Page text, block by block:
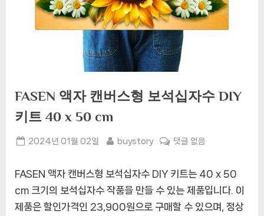
FASEN 액자 캔버스형 보석십자수 DIY
키트 40 x 50 cm
Posted
2024년 01월 02일 By
buystory
FASEN
캔
버
스
댓글 없음
FASEN 액자 캔버스형 보석십자수 DIY 키트는 40 x 50
cm 크기의 보석십자수 작품을 만들 수 있는 제품입니다. 이
제품은 할인가격인 23,900원으로 구매할 수 있으며, 정상